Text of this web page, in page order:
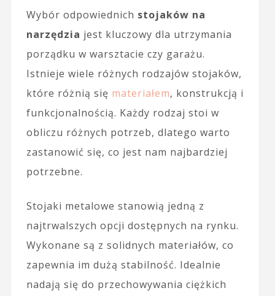
Wybór odpowiednich stojaków na
narzędzia jest kluczowy dla utrzymania
porządku w warsztacie czy garażu.
Istnieje wiele różnych rodzajów stojaków,
które różnią się materiałem, konstrukcją i
funkcjonalnością. Każdy rodzaj stoi w
obliczu różnych potrzeb, dlatego warto
zastanowić się, co jest nam najbardziej
potrzebne.
Stojaki metalowe stanowią jedną z
najtrwalszych opcji dostępnych na rynku.
Wykonane są z solidnych materiałów, co
zapewnia im dużą stabilność. Idealnie
nadają się do przechowywania ciężkich